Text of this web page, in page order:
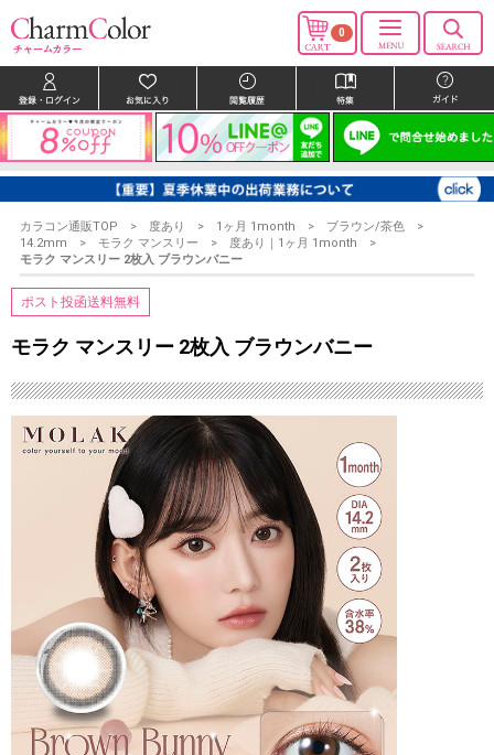
0
カラコン通販TOP 度あり 1ヶ月 1month
ブラウン/茶色
14.2mm
モラク マンスリー
度あり｜1ヶ月 1month
モラク マンスリー 2枚入 ブラウンバニー
ポスト投函送料無料
モラク マンスリー 2枚入 ブラウンバニー